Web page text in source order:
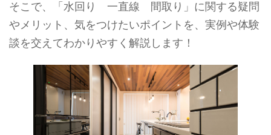
そこで、「水回り 一直線 間取り」に関する疑問
やメリット、気をつけたいポイントを、実例や体験
談を交えてわかりやすく解説します！